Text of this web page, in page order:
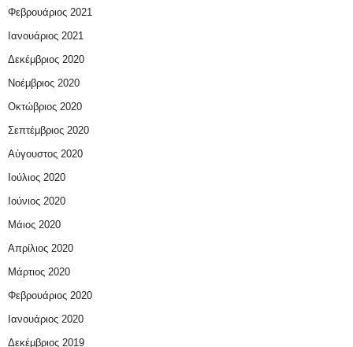
Φεβρουάριος 2021
Ιανουάριος 2021
Δεκέμβριος 2020
Νοέμβριος 2020
Οκτώβριος 2020
Σεπτέμβριος 2020
Αύγουστος 2020
Ιούλιος 2020
Ιούνιος 2020
Μάιος 2020
Απρίλιος 2020
Μάρτιος 2020
Φεβρουάριος 2020
Ιανουάριος 2020
Δεκέμβριος 2019